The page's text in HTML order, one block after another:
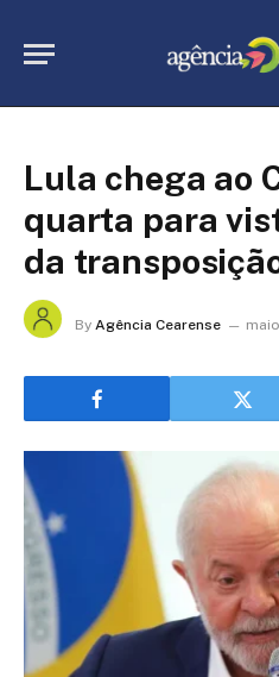
Lula chega ao
quarta para
da
By Agência Cearense